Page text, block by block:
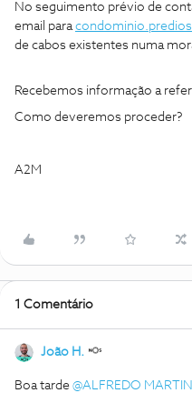
No seguimento prévio de
email para
de cabos existentes numa
Recebemos informação a
Como deveremos proceder?
A2M
1 Comentário
João H.
Boa tarde @ALFREDO